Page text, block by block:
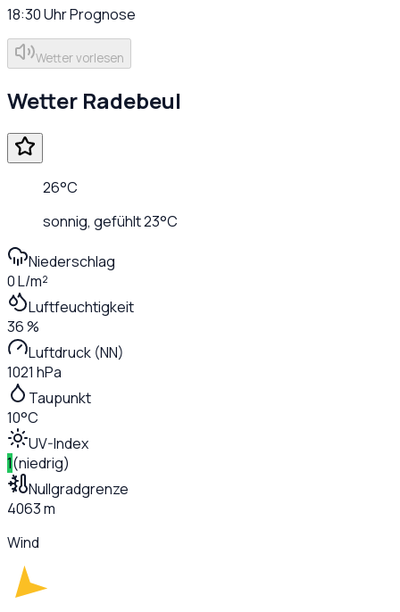
18:30UhrPrognose
Wetter vorlesen
Wetter Radebeul
26°C
sonnig, gefühlt23°C
Niederschlag
0 L/m²
Luftfeuchtigkeit
36 %
Luftdruck (NN)
1021 hPa
Taupunkt
10°C
UV-Index
1(niedrig)
Nullgradgrenze
4063 m
Wind